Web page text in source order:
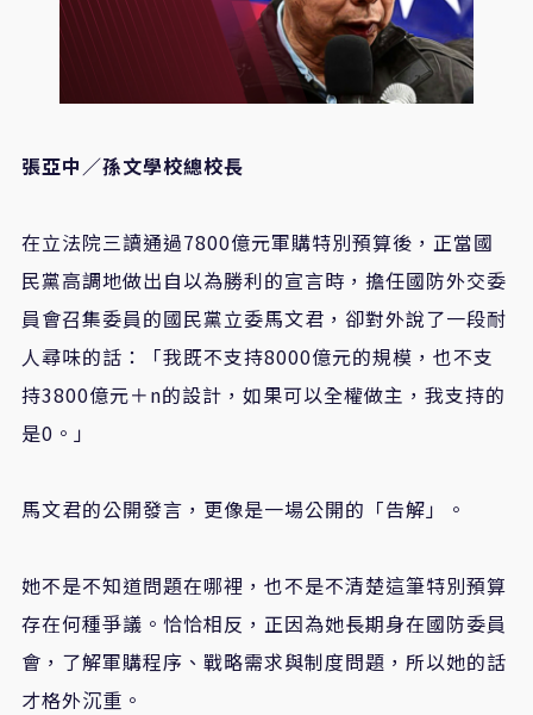
張亞中／孫文學校總校長
在立法院三讀通過7800億元軍購特別預算後，正當國
民黨高調地做出自以為勝利的宣言時，擔任國防外交委
員會召集委員的國民黨立委馬文君，卻對外說了一段耐
人尋味的話：「我既不支持8000億元的規模，也不支
持3800億元＋n的設計，如果可以全權做主，我支持的
是0。」
馬文君的公開發言，更像是一場公開的「告解」。
她不是不知道問題在哪裡，也不是不清楚這筆特別預算
存在何種爭議。恰恰相反，正因為她長期身在國防委員
會，了解軍購程序、戰略需求與制度問題，所以她的話
才格外沉重。